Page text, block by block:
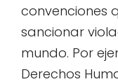
convenciones
sancionar
mundo. Por
Derechos